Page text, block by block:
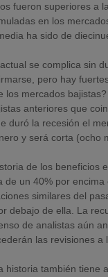
fueron superiores a
en los
ha sido de
se complica sin
pero hay
los mercados
anteriores que
duró la recesión el
y será corta (ocho
de los beneficios
de un 40% por
similares del
debajo de ella. La
de analistas aún
las revisiones a
historia también tiene